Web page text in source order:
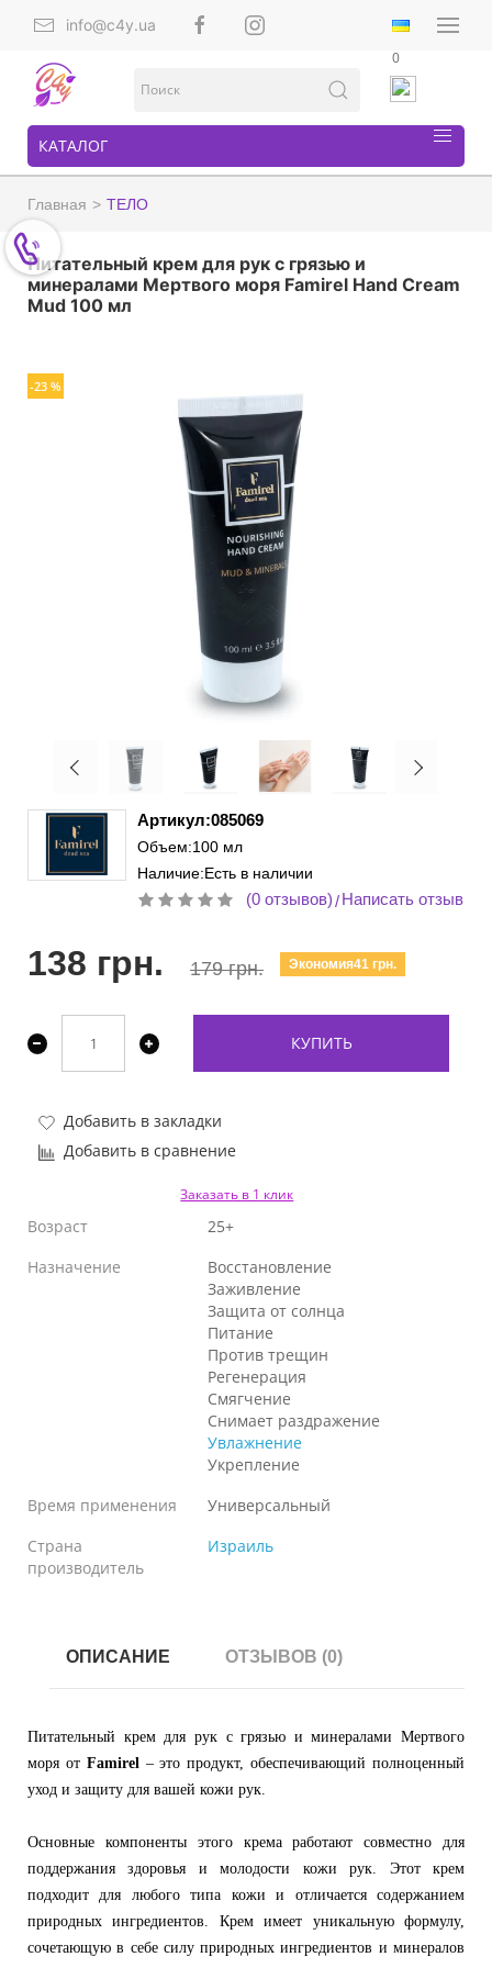
info@c4y.ua
0
КАТАЛОГ
Главная ТЕЛО
Питательный крем для рук с грязью и
минералами Мертвого моря Famirel Hand Cream
Mud 100 мл
-23 %
Артикул:085069
Объем:100 мл
Наличие:Есть в наличии
(0 отзывов)/Написать отзыв
138 грн. 179 грн. Экономия41 грн.
КУПИТЬ
Добавить в закладки
Добавить в сравнение
Заказать в 1 клик
Возраст
25+
Назначение
Восстановление
Заживление
Защита от солнца
Питание
Против трещин
Регенерация
Смягчение
Снимает раздражение
Увлажнение
Укрепление
Время применения
Универсальный
Страна
производитель
Израиль
ОПИСАНИЕ ОТЗЫВОВ (0)
Питательный крем для рук с грязью и минералами Мертвого
моря от Famirel – это продукт, обеспечивающий полноценный
уход и защиту для вашей кожи рук.
Основные компоненты этого крема работают совместно для
поддержания здоровья и молодости кожи рук. Этот крем
подходит для любого типа кожи и отличается содержанием
природных ингредиентов. Крем имеет уникальную формулу,
сочетающую в себе силу природных ингредиентов и минералов